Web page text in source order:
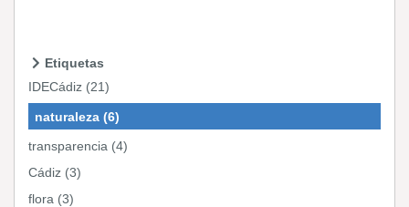
Etiquetas
IDECádiz (21)
naturaleza (6)
transparencia (4)
Cádiz (3)
flora (3)